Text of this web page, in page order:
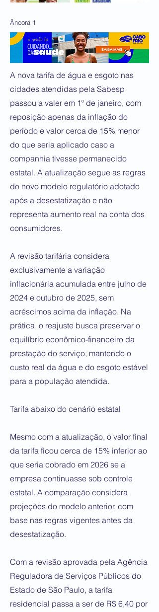
Âncora 1
A nova tarifa de água e esgoto nas
cidades atendidas pela Sabesp
passou a valer em 1º de janeiro, com
reposição apenas da inflação do
período e valor cerca de 15% menor
do que seria aplicado caso a
companhia tivesse permanecido
estatal. A atualização segue as regras
do novo modelo regulatório adotado
após a desestatização e não
representa aumento real na conta dos
consumidores.
A revisão tarifária considera
exclusivamente a variação
inflacionária acumulada entre julho de
2024 e outubro de 2025, sem
acréscimos acima da inflação. Na
prática, o reajuste busca preservar o
equilíbrio econômico-financeiro da
prestação do serviço, mantendo o
custo real da água e do esgoto estável
para a população atendida.
Tarifa abaixo do cenário estatal
Mesmo com a atualização, o valor final
da tarifa ficou cerca de 15% inferior ao
que seria cobrado em 2026 se a
empresa continuasse sob controle
estatal. A comparação considera
projeções do modelo anterior, com
base nas regras vigentes antes da
desestatização.
Com a revisão aprovada pela Agência
Reguladora de Serviços Públicos do
Estado de São Paulo, a tarifa
residencial passa a ser de R$ 6,40 por